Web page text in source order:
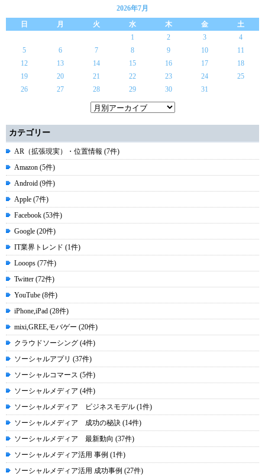
2026年7月
日
月 火 水 木 金
土
1
2 3
4
5
6 7 8 9 10
11
12
13 14 15 16 17
18
19
20 21 22 23 24
25
26
27 28 29 30 31
カテゴリー
AR（拡張現実）・位置情報 (7件)
Amazon (5件)
Android (9件)
Apple (7件)
Facebook (53件)
Google (20件)
IT業界トレンド (1件)
Looops (77件)
Twitter (72件)
YouTube (8件)
iPhone,iPad (28件)
mixi,GREE,モバゲー (20件)
クラウドソーシング (4件)
ソーシャルアプリ (37件)
ソーシャルコマース (5件)
ソーシャルメディア (4件)
ソーシャルメディア ビジネスモデル (1件)
ソーシャルメディア 成功の秘訣 (14件)
ソーシャルメディア 最新動向 (37件)
ソーシャルメディア活用 事例 (1件)
ソーシャルメディア活用 成功事例 (27件)